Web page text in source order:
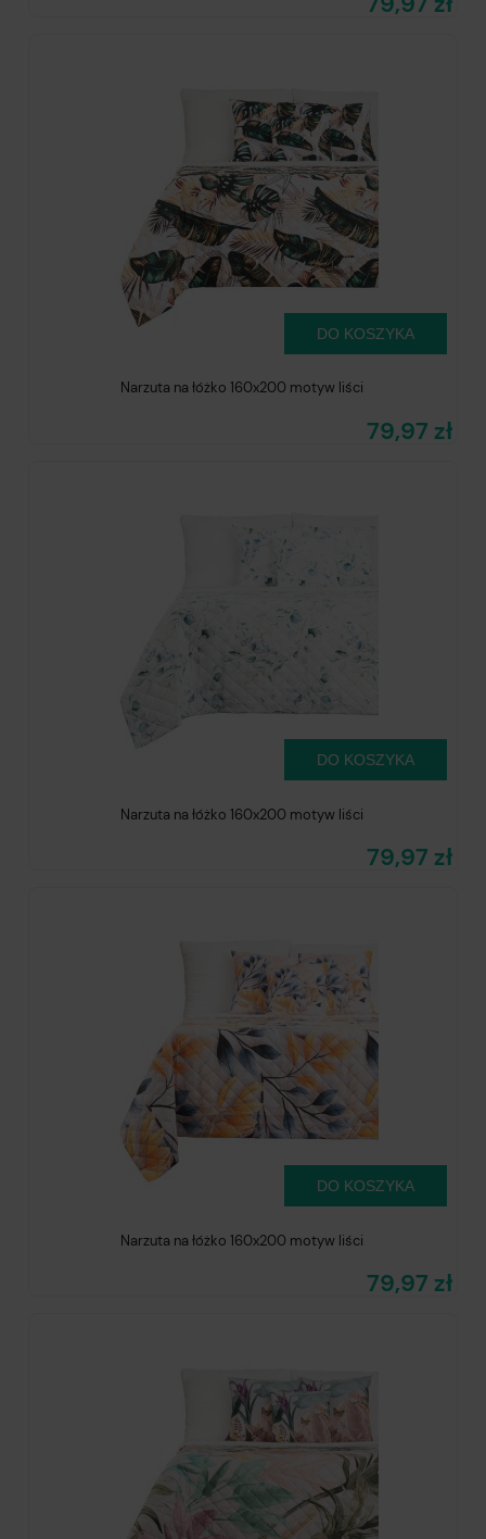
Narzuta na łóżko 160x200 motyw liści
79,97 zł
DO KOSZYKA
Narzuta na łóżko 160x200 motyw liści
79,97 zł
DO KOSZYKA
Narzuta na łóżko 160x200 motyw liści
79,97 zł
DO KOSZYKA